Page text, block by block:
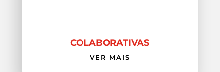
COLABORATIVAS
VER MAIS